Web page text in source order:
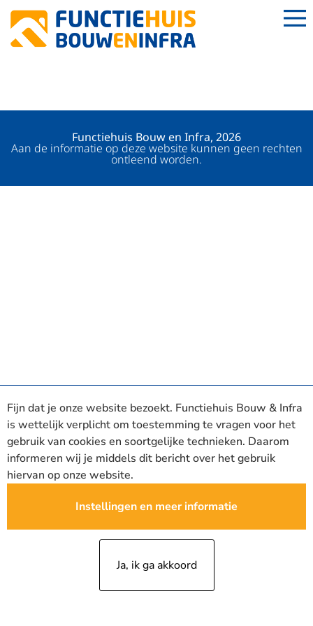
Fijn dat je onze website bezoekt. Functiehuis Bouw & Infra
is wettelijk verplicht om toestemming te vragen voor het
gebruik van cookies en soortgelijke technieken. Daarom
informeren wij je middels dit bericht over het gebruik
hiervan op onze website.
Instellingen en meer informatie
Ja, ik ga akkoord
Functiehuis Bouw en Infra, 2026
Aan de informatie op deze website kunnen geen rechten
ontleend worden.